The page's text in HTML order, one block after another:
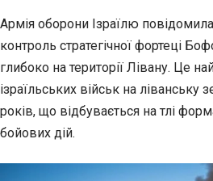
Армія оборони Ізраїлю
контроль стратегічної фортеці
глибоко на території Лівану. Це
ізраїльських військ на ліванську
років, що відбувається на тлі
бойових дій.